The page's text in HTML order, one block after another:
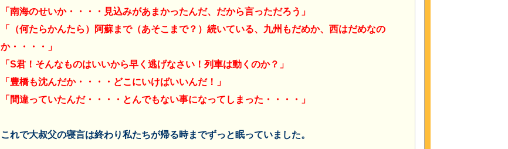
「南海のせいか・・・・見込みがあまかったんだ、だから言っただろう」
「（何たらかんたら）阿蘇まで（あそこまで？）続いている、九州もだめか、西はだめなの
か・・・・」
「S君！そんなものはいいから早く逃げなさい！列車は動くのか？」
「豊橋も沈んだか・・・・どこにいけばいいんだ！」
「間違っていたんだ・・・・とんでもない事になってしまった・・・・」
これで大叔父の寝言は終わり私たちが帰る時までずっと眠っていました。